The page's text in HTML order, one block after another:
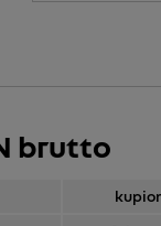
brutto